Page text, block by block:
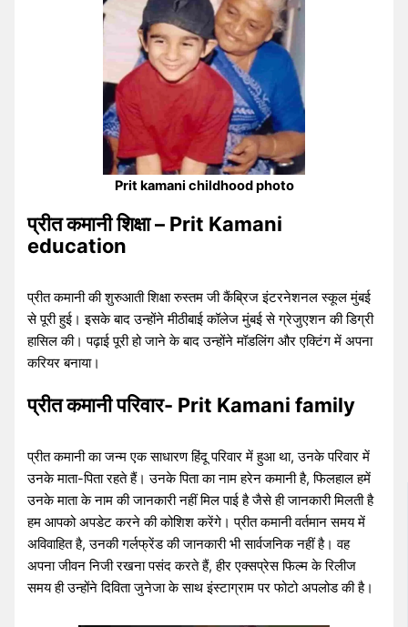
Prit kamani childhood photo
प्रीत कमानी शिक्षा – Prit Kamani
education
प्रीत कमानी की शुरुआती शिक्षा रुस्तम जी कैंब्रिज इंटरनेशनल स्कूल मुंबई
से पूरी हुई। इसके बाद उन्होंने मीठीबाई कॉलेज मुंबई से ग्रेजुएशन की डिग्री
हासिल की। पढ़ाई पूरी हो जाने के बाद उन्होंने मॉडलिंग और एक्टिंग में अपना
करियर बनाया।
प्रीत कमानी परिवार- Prit Kamani family
प्रीत कमानी का जन्म एक साधारण हिंदू परिवार में हुआ था, उनके परिवार में
उनके माता-पिता रहते हैं। उनके पिता का नाम हरेन कमानी है, फिलहाल हमें
उनके माता के नाम की जानकारी नहीं मिल पाई है जैसे ही जानकारी मिलती है
हम आपको अपडेट करने की कोशिश करेंगे। प्रीत कमानी वर्तमान समय में
अविवाहित है, उनकी गर्लफ्रेंड की जानकारी भी सार्वजनिक नहीं है। वह
अपना जीवन निजी रखना पसंद करते हैं, हीर एक्सप्रेस फिल्म के रिलीज
समय ही उन्होंने दिविता जुनेजा के साथ इंस्टाग्राम पर फोटो अपलोड की है।